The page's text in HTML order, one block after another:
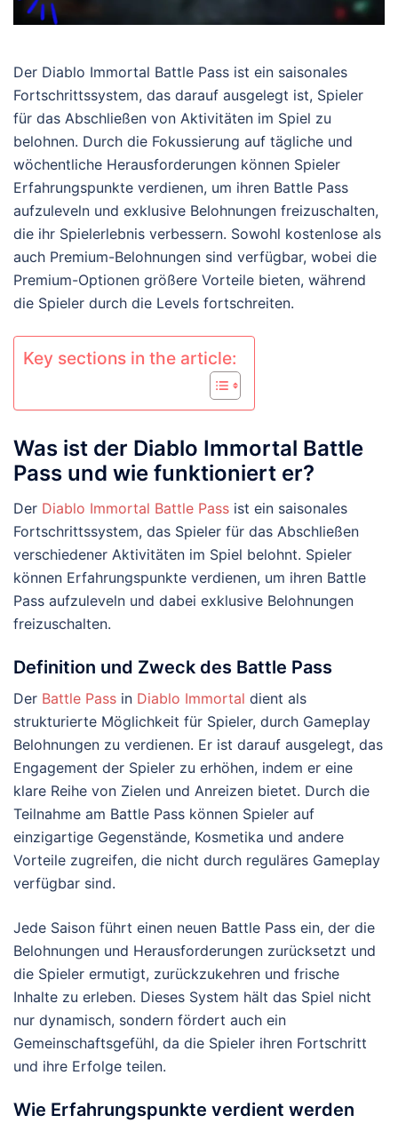
Der Diablo Immortal Battle Pass ist ein saisonales
Fortschrittssystem, das darauf ausgelegt ist, Spieler
für das Abschließen von Aktivitäten im Spiel zu
belohnen. Durch die Fokussierung auf tägliche und
wöchentliche Herausforderungen können Spieler
Erfahrungspunkte verdienen, um ihren Battle Pass
aufzuleveln und exklusive Belohnungen freizuschalten,
die ihr Spielerlebnis verbessern. Sowohl kostenlose als
auch Premium-Belohnungen sind verfügbar, wobei die
Premium-Optionen größere Vorteile bieten, während
die Spieler durch die Levels fortschreiten.
Key sections in the article:
Was ist der Diablo Immortal Battle
Pass und wie funktioniert er?
Der Diablo Immortal Battle Pass ist ein saisonales
Fortschrittssystem, das Spieler für das Abschließen
verschiedener Aktivitäten im Spiel belohnt. Spieler
können Erfahrungspunkte verdienen, um ihren Battle
Pass aufzuleveln und dabei exklusive Belohnungen
freizuschalten.
Definition und Zweck des Battle Pass
Der Battle Pass in Diablo Immortal dient als
strukturierte Möglichkeit für Spieler, durch Gameplay
Belohnungen zu verdienen. Er ist darauf ausgelegt, das
Engagement der Spieler zu erhöhen, indem er eine
klare Reihe von Zielen und Anreizen bietet. Durch die
Teilnahme am Battle Pass können Spieler auf
einzigartige Gegenstände, Kosmetika und andere
Vorteile zugreifen, die nicht durch reguläres Gameplay
verfügbar sind.
Jede Saison führt einen neuen Battle Pass ein, der die
Belohnungen und Herausforderungen zurücksetzt und
die Spieler ermutigt, zurückzukehren und frische
Inhalte zu erleben. Dieses System hält das Spiel nicht
nur dynamisch, sondern fördert auch ein
Gemeinschaftsgefühl, da die Spieler ihren Fortschritt
und ihre Erfolge teilen.
Wie Erfahrungspunkte verdient werden